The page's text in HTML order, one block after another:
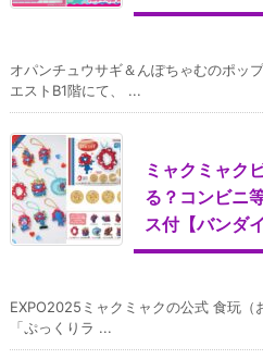
オパンチュウサギ＆んぽちゃむのポッ
エストB1階にて、 ...
ミャクミャク
る？コンビニ
ス付【バンダ
EXPO2025ミャクミャクの公式 食玩（
「ぷっくりラ ...